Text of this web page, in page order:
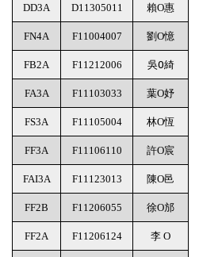
DD3A D11305011 賴O惠
FN4A F11004007 劉O憶
FB2A F11212006 吳O綺
FA3A F11103033 葉O妤
FS3A F11105004 林O恆
FF3A F11106110 許O宸
FAI3A F11123013 陳O邑
FF2B F11206055 徐O邡
FF2A F11206124 李 O